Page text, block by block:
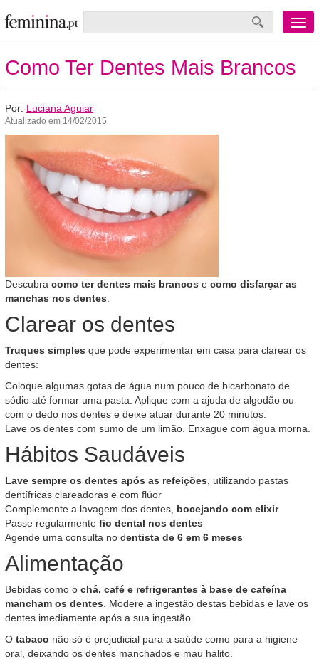
Menu
mobile
Como Ter Dentes Mais Brancos
Por: Luciana Aguiar
Atualizado em 14/02/2015
Descubra como ter dentes mais brancos e como disfarçar as
manchas nos dentes
Clarear os dentes
Truques simples que pode experimentar em casa para clarear os
dentes:
Coloque algumas gotas de água num pouco de bicarbonato de
sódio até formar uma pasta. Aplique com a ajuda de algodão ou
com o dedo nos dentes e deixe atuar durante 20 minutos.
Lave os dentes com sumo de um limão. Enxague com água morna.
Hábitos Saudáveis
Lave sempre os dentes após as refeições , utilizando pastas
dentífricas clareadoras e com flúor
Complemente a lavagem dos dentes, bocejando com elixir
Passe regularmente fio dental nos dentes
Agende uma consulta no dentista de 6 em 6 meses
Alimentação
Bebidas como o chá, café e refrigerantes à base de cafeína
mancham os dentes . Modere a ingestão destas bebidas e lave os
dentes imediamente após a sua ingestão.
O tabaco não só é prejudicial para a saúde como para a higiene
oral, deixando os dentes manchados e mau hálito.